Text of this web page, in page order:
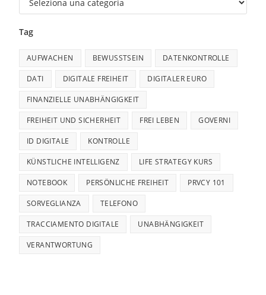
Tag
AUFWACHEN BEWUSSTSEIN DATENKONTROLLE
DATI DIGITALE FREIHEIT DIGITALER EURO
FINANZIELLE UNABHÄNGIGKEIT
FREIHEIT UND SICHERHEIT FREI LEBEN GOVERNI
ID DIGITALE KONTROLLE
KÜNSTLICHE INTELLIGENZ LIFE STRATEGY KURS
NOTEBOOK PERSÖNLICHE FREIHEIT PRVCY 101
SORVEGLIANZA TELEFONO
TRACCIAMENTO DIGITALE UNABHÄNGIGKEIT
VERANTWORTUNG